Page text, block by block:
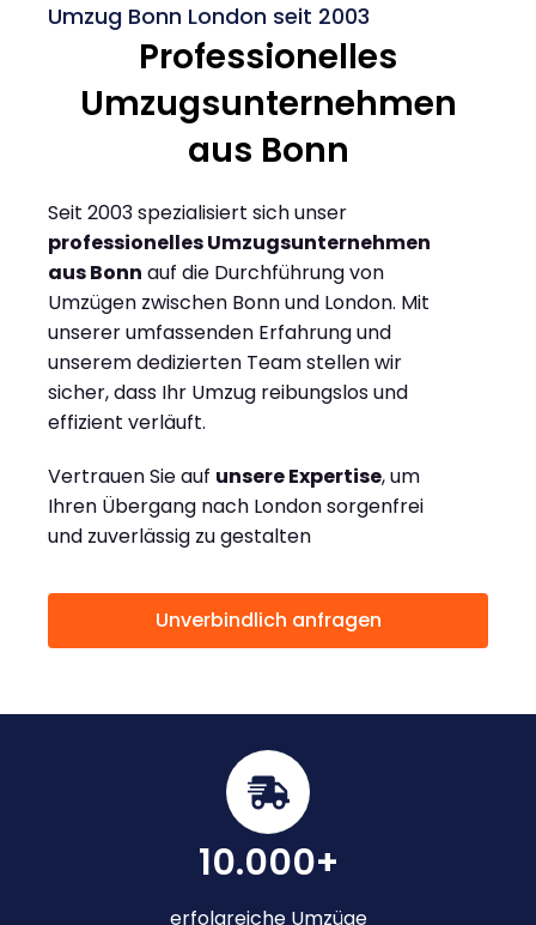
Umzug Bonn London seit 2003
Professionelles
Umzugsunternehmen
aus Bonn
Seit 2003 spezialisiert sich unser
professionelles Umzugsunternehmen
aus Bonn auf die Durchführung von
Umzügen zwischen Bonn und London. Mit
unserer umfassenden Erfahrung und
unserem dedizierten Team stellen wir
sicher, dass Ihr Umzug reibungslos und
effizient verläuft.
Vertrauen Sie auf unsere Expertise, um
Ihren Übergang nach London sorgenfrei
und zuverlässig zu gestalten
Unverbindlich anfragen
10.000+
erfolgreiche Umzüge